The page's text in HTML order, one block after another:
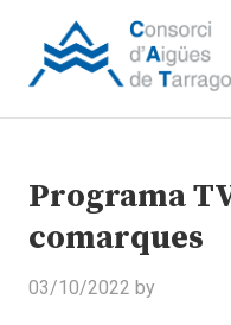
Programa
comarques
03/10/2022 by